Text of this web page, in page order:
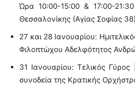
Ώρα 10:00-15:00 & 17:00-
Θεσσαλονίκης (Αγίας Σοφίας
27 και 28 Ιανουαρίου:
Φιλοπτώχου Αδελφότητος
31 Ιανουαρίου: Τελικός
συνοδεία της Κρατικής